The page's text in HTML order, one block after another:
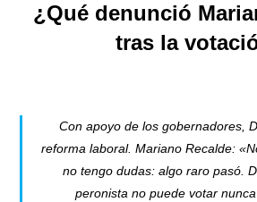
¿Qué denunció
tras la
Con apoyo de los gobernadores,
reforma laboral. Mariano Recalde:
no tengo dudas: algo raro pasó.
peronista no puede votar